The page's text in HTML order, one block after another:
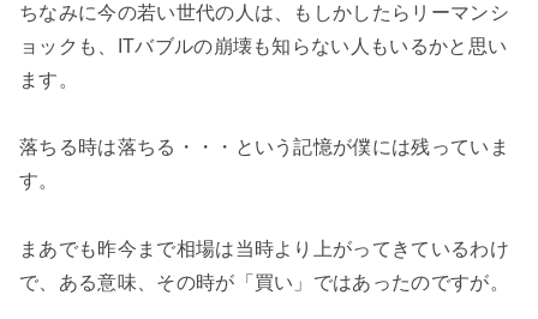
ちなみに今の若い世代の人は、もしかしたらリーマンシ
ョックも、ITバブルの崩壊も知らない人もいるかと思い
ます。
落ちる時は落ちる・・・という記憶が僕には残っていま
す。
まあでも昨今まで相場は当時より上がってきているわけ
で、ある意味、その時が「買い」ではあったのですが。